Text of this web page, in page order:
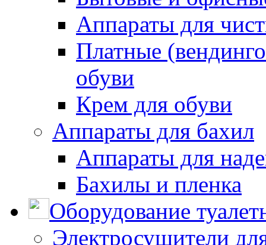
Аппараты для
Платные
обуви
Крем для обуви
Аппараты для бахил
Аппараты для
Бахилы и пленка
Оборудование
Электросушители